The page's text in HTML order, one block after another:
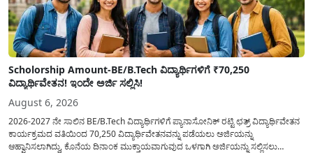
Scholorship Amount-BE/B.Tech ವಿದ್ಯಾರ್ಥಿಗಳಿಗೆ ₹70,250
ವಿದ್ಯಾರ್ಥಿವೇತನ! ಇಂದೇ ಅರ್ಜಿ ಸಲ್ಲಿಸಿ!
August 6, 2026
2026-2027 ನೇ ಸಾಲಿನ BE/B.Tech ವಿದ್ಯಾರ್ಥಿಗಳಿಗೆ ಪ್ಯಾನಾಸೋನಿಕ್ ರಟ್ಟಿ ಛತ್ರ್ ವಿದ್ಯಾರ್ಥಿವೇತನ
ಕಾರ್ಯಕ್ರಮದ ವತಿಯಿಂದ 70,250 ವಿದ್ಯಾರ್ಥಿವೇತನವನ್ನು ಪಡೆಯಲು ಅರ್ಜಿಯನ್ನು
ಆಹ್ವಾನಿಸಲಾಗಿದ್ದು, ಕೊನೆಯ ದಿನಾಂಕ ಮುಕ್ತಾಯವಾಗುವುದ ಒಳಗಾಗಿ ಅರ್ಜಿಯನ್ನು ಸಲ್ಲಿಸಲು